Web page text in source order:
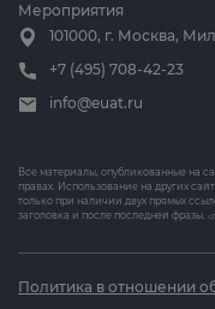
Мероприятия
101000, г. Москва,
+7 (495) 708-42-23
info@euat.ru
Все материалы, опубликованные на
правах. Использование на других
только при наличии двух прямых
заголовка и после последней фразы.
Политика в отношении